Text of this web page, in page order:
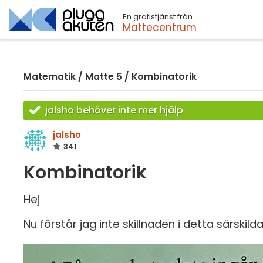
En gratistjänst från
Mattecentrum
Matematik / Matte 5 / Kombinatorik
jalsho behöver inte mer hjälp
jalsho
341
Kombinatorik
Hej
Nu förstår jag inte skillnaden i detta
Sök